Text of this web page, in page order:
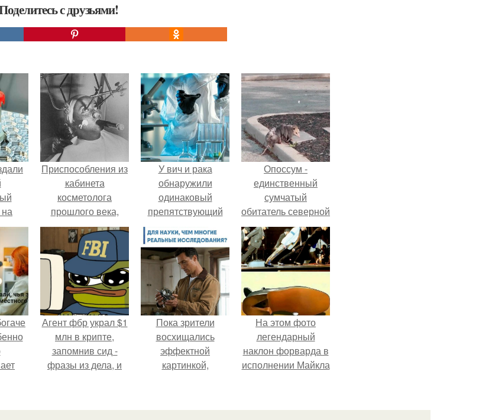
с друзьями!
на
Приспособления из
кабинета
косметолога
прошлого века,
которые испугают
даже мужчин (Re.
У вич и рака
обнаружили
одинаковый
препятствующий
лечению механизм.
Опоссум -
единственный
сумчатый
обитатель северной
америки.
Агент фбр украл $1
млн в крипте,
запомнив сид -
фразы из дела, и
потратить.
Пока зрители
восхищались
эффектной
картинкой,
построили одну из
На этом фото
легендарный
наклон форварда в
исполнении Майкла
бросающий вызов